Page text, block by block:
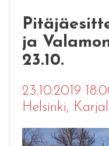
ja
23.10.
23.10.2019
Helsinki,